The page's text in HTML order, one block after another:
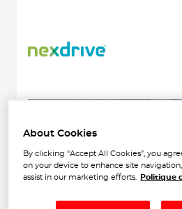
About Cookies
By clicking “Accept All Cookies”, you
on your device to enhance site
assist in our marketing efforts.
Politique